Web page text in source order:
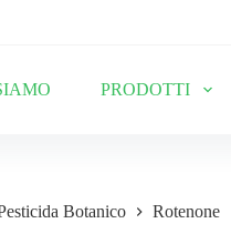
PRODOTTI
Botanico Rotenone